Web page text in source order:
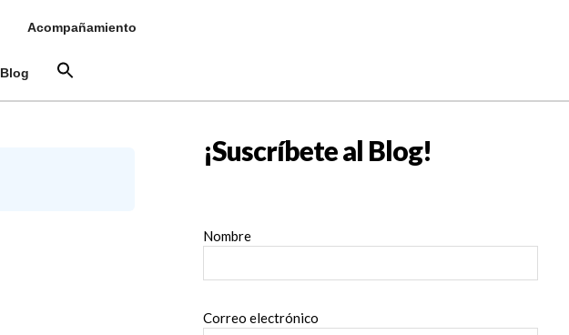
Acompañamiento
Blog
¡Suscríbete al Blog!
Nombre
Correo electrónico